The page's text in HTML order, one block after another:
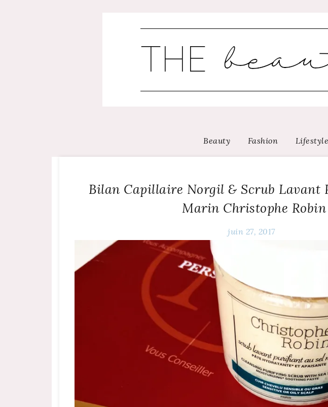
Beauty Fashion Lifestyle
Bilan Capillaire Norgil & Scrub Lavant
Marin Christophe Robin
juin 27, 2017